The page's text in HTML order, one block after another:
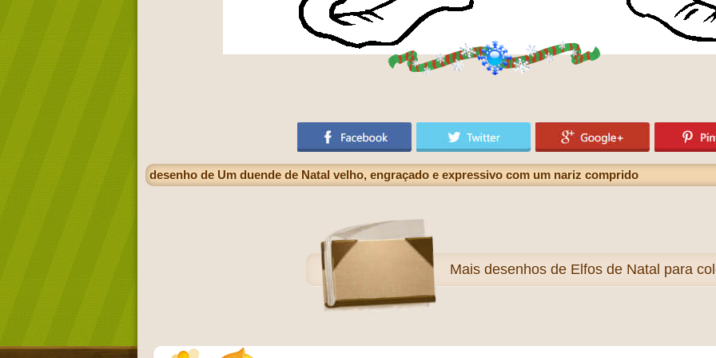
desenho de Um duende de Natal velho, engraçado e expressivo com um nariz comprido
Mais desenhos de Elfos de Natal para